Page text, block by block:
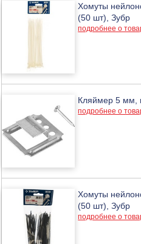
Хомуты
(50 шт), Зубр
подробнее о
Кляймер 5 мм,
подробнее о
Хомуты
(50 шт), Зубр
подробнее о